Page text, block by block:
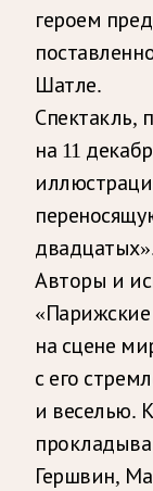
героем
Шатле.
Спектакль,
на 11
Авторы и
на сцене
с его
и веселью.
Гершвин,